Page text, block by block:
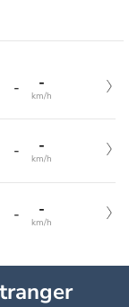
- -
km/h
- -
km/h
- -
km/h